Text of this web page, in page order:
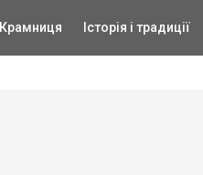
Крамниця Історія і традиції